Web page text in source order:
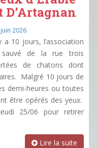
D’Artagnan
2026
a 10 jours, l’association
de la rue trois
de chatons dont
Malgré 10 jours de
demi-heures ou toutes
être opérés des yeux.
25/06 pour retirer
Lire la suite